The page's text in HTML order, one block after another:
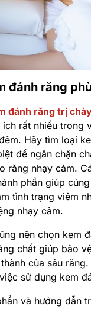
đánh răng
đánh răng trị
rất nhiều trong
Hãy tìm loại
để ngăn chặn
răng nhạy cảm.
phần giúp
tình trạng viêm
nhạy cảm.
nên chọn kem
chất giúp bảo
của sâu
sử dụng kem
và hướng dẫn